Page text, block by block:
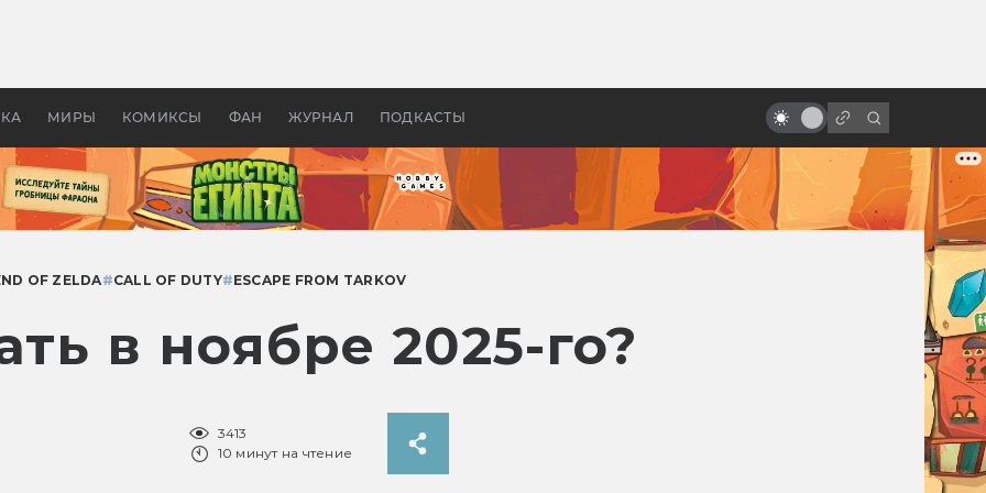
МИРЫ КОМИКСЫ ФАН ЖУРНАЛ ПОДКАСТЫ
в России —
бы «Властелина колец»
безумных фильмов
OF ZELDA#CALL OF DUTY#ESCAPE FROM TARKOV
в ноябре 2025-го?
3413
10 минут на чтение